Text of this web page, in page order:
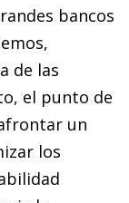
bancos
de las
el punto de
un
los